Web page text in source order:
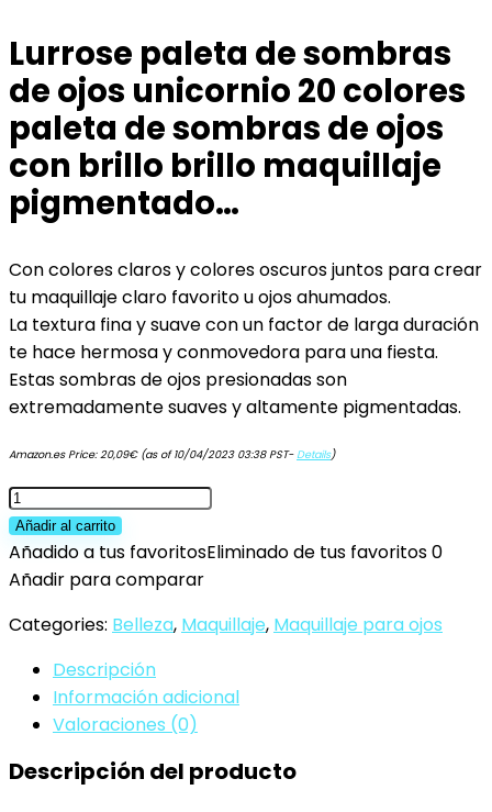
Lurrose paleta de sombras
de ojos unicornio 20 colores
paleta de sombras de ojos
con brillo brillo maquillaje
pigmentado…
Con colores claros y colores oscuros juntos para crear
tu maquillaje claro favorito u ojos ahumados.
La textura fina y suave con un factor de larga duración
te hace hermosa y conmovedora para una fiesta.
Estas sombras de ojos presionadas son
extremadamente suaves y altamente pigmentadas.
Amazon.es Price:20,09€(as of 10/04/2023 03:38 PST-Details)
Lurrose
paleta
de
sombras
ojos
unicornio
colores
de
Añadir al carrito
Añadido a tus favoritosEliminado de tus favoritos0
Añadir para comparar
Categories: Belleza, Maquillaje, Maquillaje para ojos
Descripción
Información adicional
Valoraciones (0)
Descripción del producto